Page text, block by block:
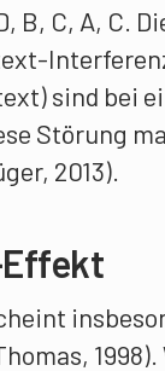
B, C, A, C.
sind bei
Störung
2013).